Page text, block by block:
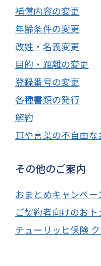
補償内容の変更
年齢条件の変更
改姓・名義変更
目的・距離の変更
登録番号の変更
各種書類の発行
解約
耳や言葉の不自由
その他のご案内
おまとめキャンペー
ご契約者向けのお
チューリッヒ保険